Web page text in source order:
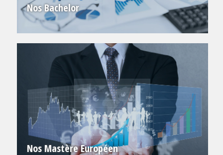
Nos Bachelor
Nos Mastère Européen